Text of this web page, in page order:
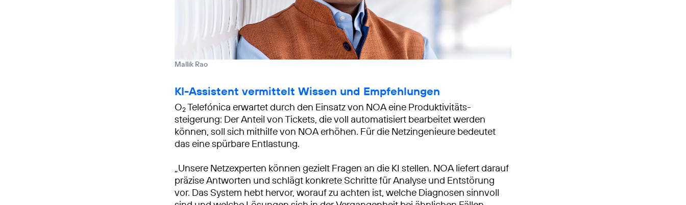
Mallik Rao
KI-Assistent vermittelt Wissen und Empfehlungen
O2Telefónica erwartet durch den Einsatz von NOA eine Produktivitäts­
steigerung: Der Anteil von Tickets, die voll automatisiert bearbeitet werden
können, soll sich mithilfe von NOA erhöhen. Für die Netzingenieure bedeutet
das eine spürbare Entlastung.
„Unsere Netzexperten können gezielt Fragen an die KI stellen. NOA liefert darauf
präzise Antworten und schlägt konkrete Schritte für Analyse und Entstörung
vor. Das System hebt hervor, worauf zu achten ist, welche Diagnosen sinnvoll